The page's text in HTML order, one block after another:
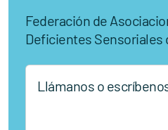
Federación de
Deficientes Sensoriales
Llámanos o